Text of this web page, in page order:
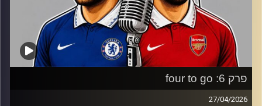
פרק 6: four to go
27/04/2026